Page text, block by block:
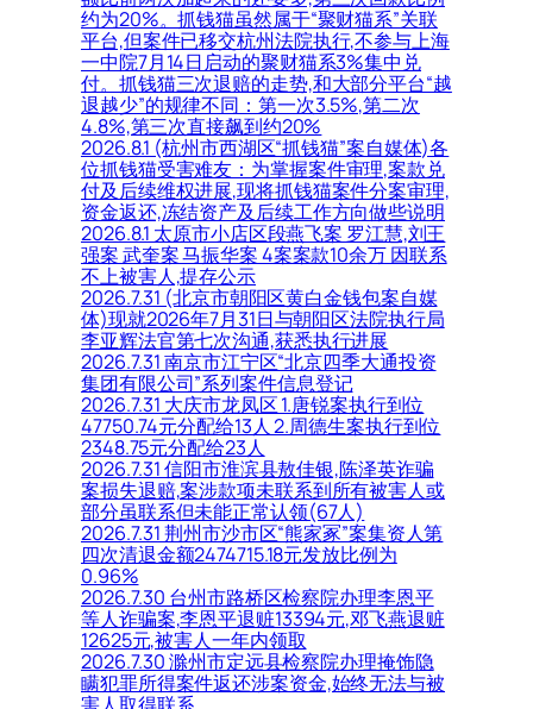
约为20%。抓钱猫虽然属于“聚财猫系”关联
平台,但案件已移交杭州法院执行,不参与上海
一中院7月14日启动的聚财猫系3%集中兑
付。抓钱猫三次退赔的走势,和大部分平台“越
退越少”的规律不同：第一次3.5%,第二次
4.8%,第三次直接飙到约20%
2026.8.1 (杭州市西湖区“抓钱猫”案自媒体)各
位抓钱猫受害难友：为掌握案件审理,案款兑
付及后续维权进展,现将抓钱猫案件分案审理,
资金返还,冻结资产及后续工作方向做些说明
2026.8.1 太原市小店区段燕飞案 罗江慧,刘王
强案 武奎案 马振华案 4案案款10余万 因联系
不上被害人,提存公示
2026.7.31 (北京市朝阳区黄白金钱包案自媒
体)现就2026年7月31日与朝阳区法院执行局
李亚辉法官第七次沟通,获悉执行进展
2026.7.31 南京市江宁区“北京四季大通投资
集团有限公司”系列案件信息登记
2026.7.31 大庆市龙凤区 1.唐锐案执行到位
47750.74元分配给13人 2.周德生案执行到位
2348.75元分配给23人
2026.7.31 信阳市淮滨县敖佳银,陈泽英诈骗
案损失退赔,案涉款项未联系到所有被害人或
部分虽联系但未能正常认领(67人)
2026.7.31 荆州市沙市区“熊家冢”案集资人第
四次清退金额2474715.18元发放比例为
0.96%
2026.7.30 台州市路桥区检察院办理李恩平
等人诈骗案,李恩平退赃13394元,邓飞燕退赃
12625元,被害人一年内领取
2026.7.30 滁州市定远县检察院办理掩饰隐
瞒犯罪所得案件返还涉案资金,始终无法与被